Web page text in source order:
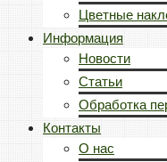
Цветные
Информация
Новости
Статьи
Обработка
Контакты
О нас